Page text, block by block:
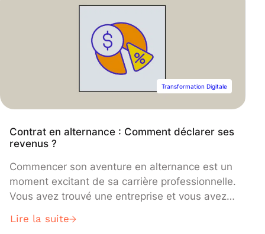
et universités de renom proposent des
programmes qui répondent aux besoins du
Transformation Digitale
Contrat en alternance : Comment déclarer ses
revenus ?
Commencer son aventure en alternance est un
moment excitant de sa carrière professionnelle.
Vous avez trouvé une entreprise et vous avez
contrat de professionnalisation ou votre contrat
Lire la suite